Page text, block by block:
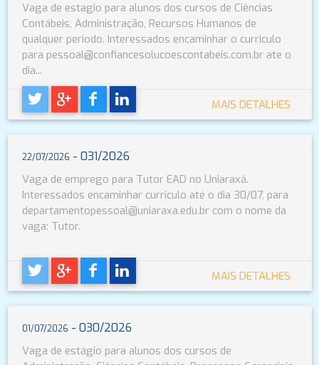
Vaga de estagio para alunos dos cursos de Ciências
Contábeis, Administração, Recursos Humanos de
qualquer periodo. Interessados encaminhar o curriculo
para pessoal@confiancesolucoescontabeis.com.br ate o
dia...
MAIS DETALHES
22/07/2026 - 031/2026
Vaga de emprego para Tutor EAD no Uniaraxá.
Interessados encaminhar curriculo até o dia 30/07, para
departamentopessoal@uniaraxa.edu.br com o nome da
vaga: Tutor.
MAIS DETALHES
01/07/2026 - 030/2026
Vaga de estágio para alunos dos cursos de